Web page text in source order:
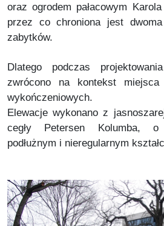
oraz ogrodem pałacowym
przez co chroniona jest
zabytków.
Dlatego podczas
zwrócono na kontekst
wykończeniowych.
Elewacje wykonano z
cegły Petersen Kolumba, o
podłużnym i nieregularnym